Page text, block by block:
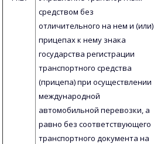
средством без
отличительного на нем и (или)
прицепах к нему знака
государства регистрации
транспортного средства
(прицепа) при осуществлении
международной
автомобильной перевозки, а
равно без соответствующего
транспортного документа на